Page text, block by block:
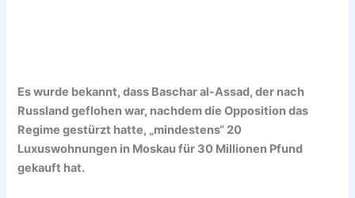
Es wurde bekannt, dass Baschar al-Assad, der nach
Russland geflohen war, nachdem die Opposition das
Regime gestürzt hatte, „mindestens“ 20
Luxuswohnungen in Moskau für 30 Millionen Pfund
gekauft hat.